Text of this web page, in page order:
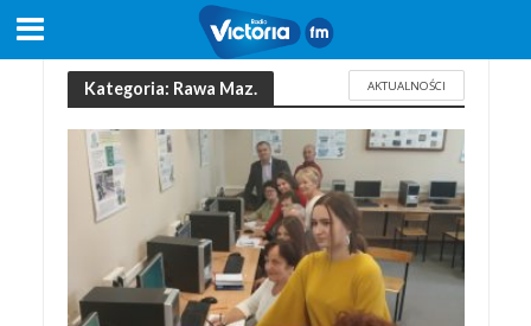
Kategoria: Rawa Maz. AKTUALNOŚCI